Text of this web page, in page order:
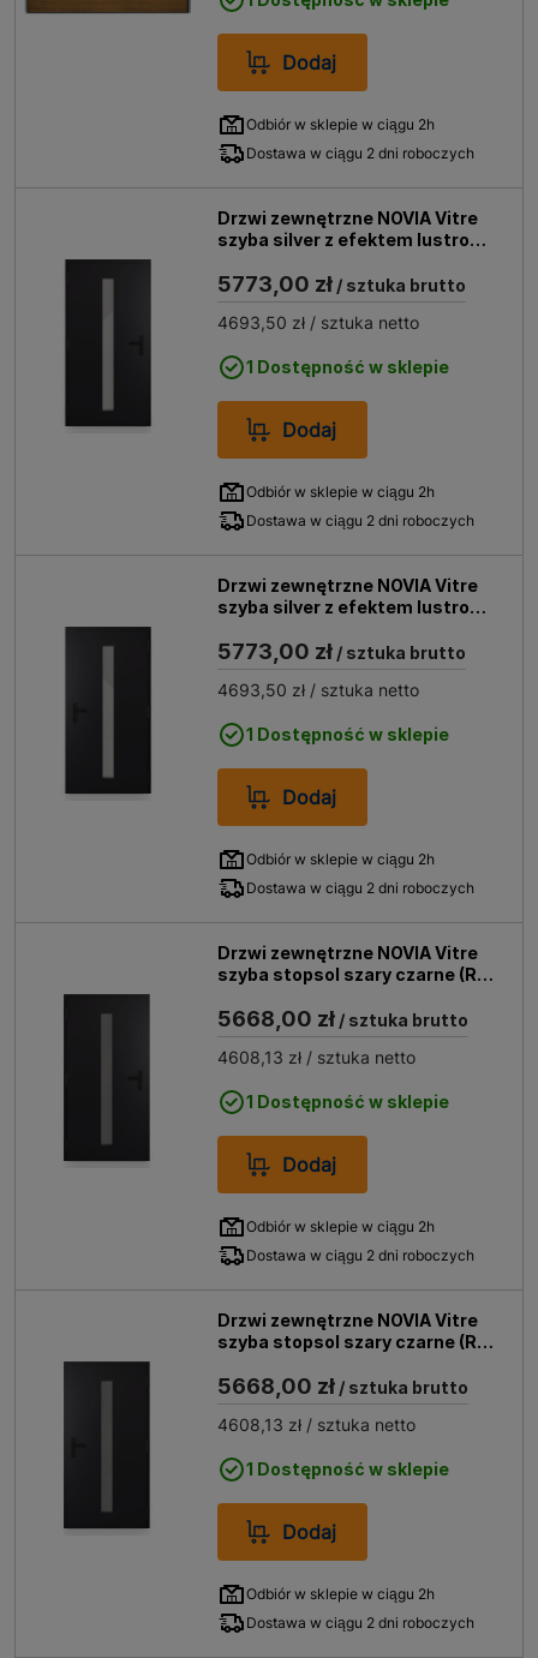
Dodaj
Odbiór w sklepie w ciągu 2h
Dostawa w ciągu 2 dni roboczych
Drzwi zewnętrzne NOVIA Vitre
szyba silver z efektem lustro
struktura) 90 lewe
5773,00 zł / sztuka brutto
4693,50 zł / sztuka netto
1 Dostępność w sklepie
Dodaj
Odbiór w sklepie w ciągu 2h
Dostawa w ciągu 2 dni roboczych
Drzwi zewnętrzne NOVIA Vitre
szyba silver z efektem lustro
struktura) 90 prawe
5773,00 zł / sztuka brutto
4693,50 zł / sztuka netto
1 Dostępność w sklepie
Dodaj
Odbiór w sklepie w ciągu 2h
Dostawa w ciągu 2 dni roboczych
Drzwi zewnętrzne NOVIA Vitre
szyba stopsol szary czarne (RAL
5668,00 zł / sztuka brutto
4608,13 zł / sztuka netto
1 Dostępność w sklepie
Dodaj
Odbiór w sklepie w ciągu 2h
Dostawa w ciągu 2 dni roboczych
Drzwi zewnętrzne NOVIA Vitre
szyba stopsol szary czarne (RAL
5668,00 zł / sztuka brutto
4608,13 zł / sztuka netto
1 Dostępność w sklepie
Dodaj
Odbiór w sklepie w ciągu 2h
Dostawa w ciągu 2 dni roboczych